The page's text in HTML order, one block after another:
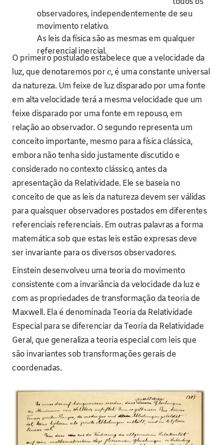
observadores, independentemente de seu
movimento relativo.
As leis da física são as mesmas em qualquer
referencial inercial.
O primeiro postulado estabelece que a velocidade da
luz, que denotaremos por c, é uma constante universal
da natureza. Um feixe de luz disparado por uma fonte
em alta velocidade terá a mesma velocidade que um
feixe disparado por uma fonte em repouso, em
relação ao observador. O segundo representa um
conceito importante, mesmo para a física clássica,
embora não tenha sido justamente discutido e
considerado no contexto clássico, antes da
apresentação da Relatividade. Ele se baseia no
conceito de que as leis da natureza devem ser válidas
para quaisquer observadores postados em diferentes
referenciais referenciais. Em outras palavras a forma
matemática sob que estas leis estão expresas deve
ser invariante para os diversos observadores.
Einstein desenvolveu uma teoria do movimento
consistente com a invariância da velocidade da luz e
com as propriedades de transformação da teoria de
Maxwell. Ela é denominada Teoria da Relatividade
Especial para se diferenciar da Teoria da Relatividade
Geral, que generaliza a teoria especial com leis que
são invariantes sob transformações gerais de
coordenadas.